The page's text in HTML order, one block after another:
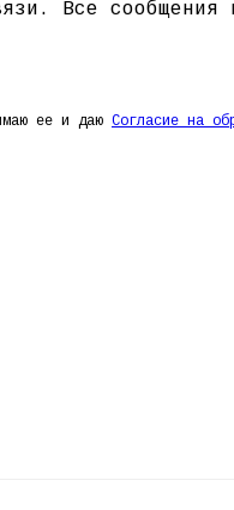
Все сообщения
ее и даю Согласие на